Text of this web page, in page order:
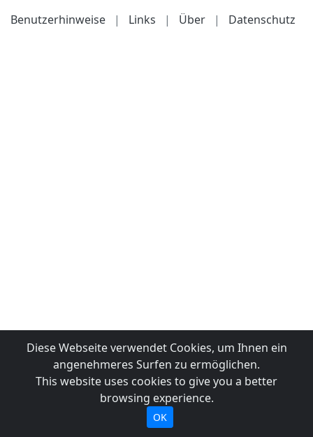
Benutzerhinweise
| Links | Über | Datenschutz
Diese Webseite verwendet Cookies, um Ihnen ein
angenehmeres Surfen zu ermöglichen.
This website uses cookies to give you a better
browsing experience.
OK